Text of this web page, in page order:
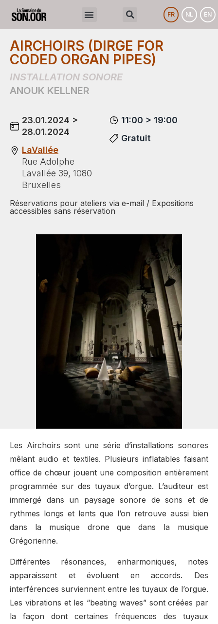
FR NL EN
AIRCHOIRS (DIRGE FOR
CODED ORGAN PIPES)
INSTALLATION SONORE
ANOUK KELLNER
23.01.2024 >
28.01.2024
LaVallée
Rue Adolphe
Lavallée 39, 1080
Bruxelles
11:00 > 19:00
Gratuit
Réservations pour ateliers via e-mail / Expositions
accessibles sans réservation
Les Airchoirs sont une série d’installations sonores
mêlant audio et textiles. Plusieurs inflatables faisant
office de chœur jouent une composition entièrement
programmée sur des tuyaux d’orgue. L’auditeur est
immergé dans un paysage sonore de sons et de
rythmes longs et lents que l’on retrouve aussi bien
dans la musique drone que dans la musique
Grégorienne.
Différentes résonances, enharmoniques, notes
apparaissent et évoluent en accords. Des
interférences surviennent entre les tuyaux de l’orgue.
Les vibrations et les “beating waves” sont créées par
la façon dont certaines fréquences des tuyaux